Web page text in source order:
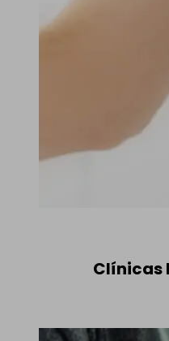
Clínicas